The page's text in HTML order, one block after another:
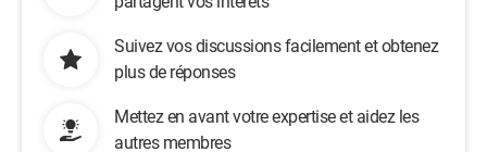
Suivez vos discussions facilement et obtenez
plus de réponses
Mettez en avant votre expertise et aidez les
autres membres